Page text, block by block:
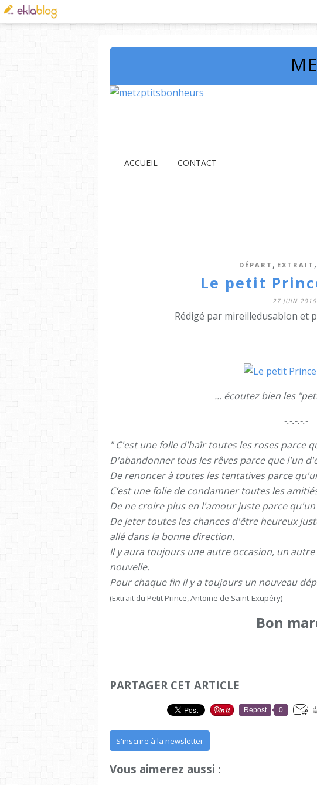
ACCUEIL CONTACT
DÉPART , EXTRAIT ,
Le petit
27 JUIN 2016
Rédigé par mireilledusablon et
... écoutez bien les
-.-.-.-.-
" C'est une folie d'haïr toutes les roses parce
D'abandonner tous les rêves parce que l'un
De renoncer à toutes les tentatives parce
C‘est une folie de condamner toutes les
De ne croire plus en l'amour juste parce
De jeter toutes les chances d'être heureux
allé dans la bonne direction.
Il y aura toujours une autre occasion, un
nouvelle.
Pour chaque fin il y a toujours un nouveau
(Extrait du Petit Prince, Antoine de Saint-Exupéry)
Bon
PARTAGER CET ARTICLE
Repost 0
S'inscrire à la newsletter
Vous aimerez aussi :